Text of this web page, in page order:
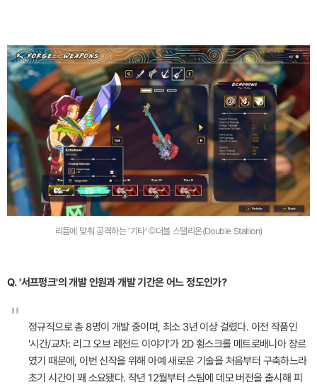
리듬에 맞춰 공격하는 '기타' ©더블 스탤리온(Double Stallion)
Q. '서프펑크'의 개발 인원과 개발 기간은 어느 정도인가?
"
정규직으로 총 8명이 개발 중이며, 최소 3년 이상 걸렸다. 이전 작품인
'시간/교차: 리그 오브 레전드 이야기'가 2D 횡스크롤 메트로배니아 장르
였기 때문에, 이번 신작을 위해 아예 새로운 기술을 처음부터 구축하느라
초기 시간이 꽤 소요됐다. 작년 12월부터 스팀에 데모 버전을 출시해 피